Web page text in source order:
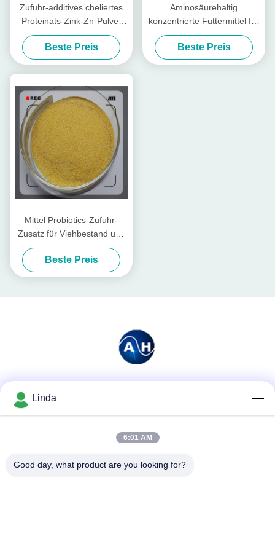
Zufuhr-additives cheliertes
Proteinats-Zink-Zn-Pulver
mit Rohprotein für
Futtermühle
Beste Preis
Aminosäurehaltig
konzentrierte Futtermittel für
Geflügel und Vieh
Beste Preis
Mittel Probiotics-Zufuhr-
Zusatz für Viehbestand und
Geflügel
Beste Preis
Linda
6:01 AM
Good day, what product are you looking for?